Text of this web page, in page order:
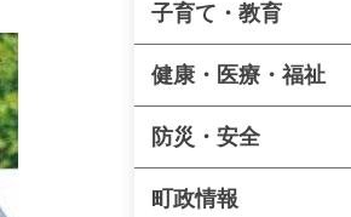
子育て・教育
健康・医療・福祉
防災・安全
町政情報